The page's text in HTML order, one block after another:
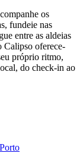
os
fundeie nas
entre as aldeias
Calipso oferece-
próprio ritmo,
do check-in ao